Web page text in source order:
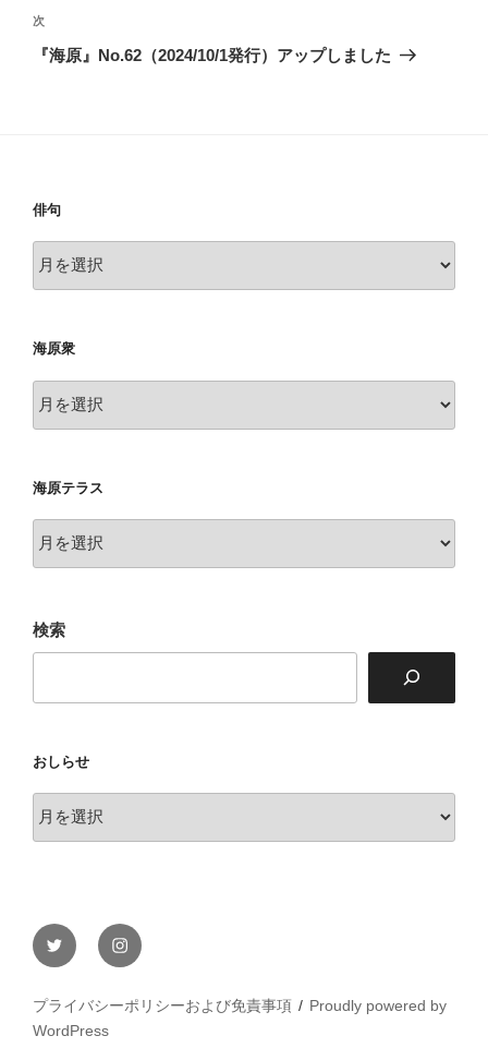
ビ
ゲ
稿
次
の
次
『海原』No.62（2024/10/1発行）アップしました
俳句
句
海原衆
原
海原テラス
原
ス
検索
おしらせ
し
Twitter Instagram
プライバシーポリシーおよび免責事項
Proudly powered by
WordPress